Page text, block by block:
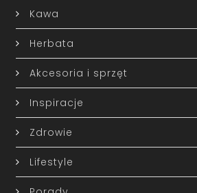
Kawa
Herbata
Akcesoria i sprzęt
Inspiracje
Zdrowie
Lifestyle